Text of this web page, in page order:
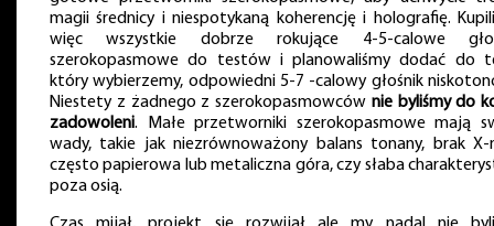
magii średnicy i niespotykaną koherencję i holografię.
więc wszystkie dobrze rokujące 4-5-calowe
szerokopasmowe do testów i planowaliśmy dodać do
który wybierzemy, odpowiedni 5-7 -calowy głośnik
Niestety z żadnego z szerokopasmowców nie byliśmy do
zadowoleni. Małe przetworniki szerokopasmowe mają
wady, takie jak niezrównoważony balans tonany, brak X-
często papierowa lub metaliczna góra, czy słaba
poza osią.